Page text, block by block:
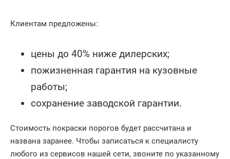
Клиентам предложены:
цены до 40% ниже дилерских;
пожизненная гарантия на кузовные
работы;
сохранение заводской гарантии.
Стоимость покраски порогов будет рассчитана и
названа заранее. Чтобы записаться к специалисту
любого из сервисов нашей сети, звоните по указанному